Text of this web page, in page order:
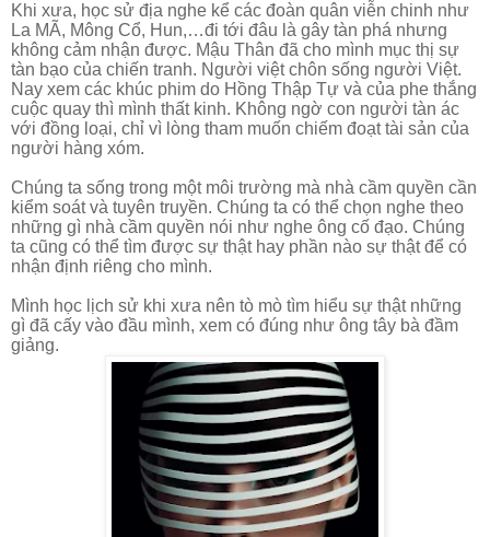
Khi xưa, học sử địa nghe kể các đoàn quân viễn chinh như
La MÃ, Mông Cổ, Hun,…đi tới đâu là gây tàn phá nhưng
không cảm nhận được. Mậu Thân đã cho mình mục thị sự
tàn bạo của chiến tranh. Người việt chôn sống người Việt.
Nay xem các khúc phim do Hồng Thập Tự và của phe thắng
cuộc quay thì mình thất kinh. Không ngờ con người tàn ác
với đồng loại, chỉ vì lòng tham muốn chiếm đoạt tài sản của
người hàng xóm.
Chúng ta sống trong một môi trường mà nhà cầm quyền cần
kiểm soát và tuyên truyền. Chúng ta có thể chọn nghe theo
những gì nhà cầm quyền nói như nghe ông cố đạo. Chúng
ta cũng có thể tìm được sự thật hay phần nào sự thật để có
nhận định riêng cho mình.
Mình học lịch sử khi xưa nên tò mò tìm hiểu sự thật những
gì đã cấy vào đầu mình, xem có đúng như ông tây bà đầm
giảng.